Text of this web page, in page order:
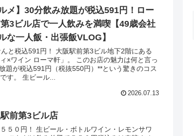
メ】30分飲み放題が税込591円！ロー
3ビル店で一人飲みを満喫【49歳会社
な一人飯・出張飯VLOG】
と税込591円！ 大阪駅前第3ビル地下2階にある
ィ×ワイン ローマ軒」。 このお店の魅力は何と言っ
題が税込591円（税抜550円）**という驚きのコス
す。 生ビール...
2026.07.13
前第3ビル店
５０円！ 生ビール・ボトルワイン・レモンサワ